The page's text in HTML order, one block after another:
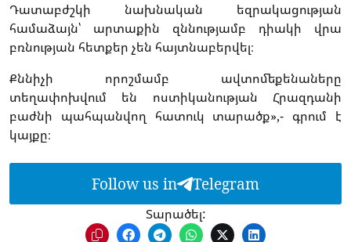
Դատաբժշկի նախնական եզրակացության
համաձայն՝ արտաքին զննությամբ դիակի վրա
բռնության հետքեր չեն հայտնաբերվել։
Քննիչի որոշմամբ ավտոմեքենաները
տեղափոխվում են ոստիկանության Հրազդանի
բաժնի պահպանվող հատուկ տարածք»,- գրում է
կայքը։
Follow us in Telegram
Տարածել: